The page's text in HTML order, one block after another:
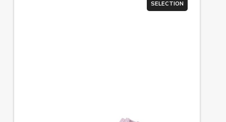
SELECTION